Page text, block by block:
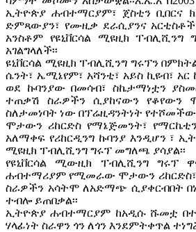
ኢትዮጵያ ሐብተማርያም፣ ጀስቲን ቢበርና
ድምጻውያን፣ የሙዚቃ ደራሲያንና
አንስቶም የዩኒቨርሳል ሚዩዚክ ፐብሊሺንግ
አገልግላለች፡፡
ዩኒቨርሳል ሚዩዚክ ፐብሊሺንግ ግሩፕን
ሴንት፣ ኤሚኔየም፣ አሻንቲ፣ አይስ ኪዩብ፣
ወደ ኩባንያው በመሳብ፣ ስኬታማነቷን
ተጠቃሽ ስራዎችን ሲያከናውን የቆየውን
ስለታመነባት ነው በፕሬዚዳንትነት
ሞታውን ሪከርድስ የማኔጅመንት፣
አለማቀፍ የሪከርዲንግ ኩባንያ እንዲሆን ፣
ሚዩዚክ ፐብሊሺንግ ግሩፕ መግለጫ ያሳያል፡፡
የዩኒቨርሳል ሚውዚክ ፐብሊሺንግ ግሩፕ
ሐብተማሪያም የሚመራው ሞታውን ሪከርድስ፣
ስራዎችን አሳትሞ ለአድማጭ ሲያቀርብበት
ተብሎ ይጠበቃል፡፡
ኢትዮጵያ ሐብተማርያም ከአዲሱ ሹመቷ
ሃላፊነት ስራዋን ጎን ለጎን እንደምትቀጥል